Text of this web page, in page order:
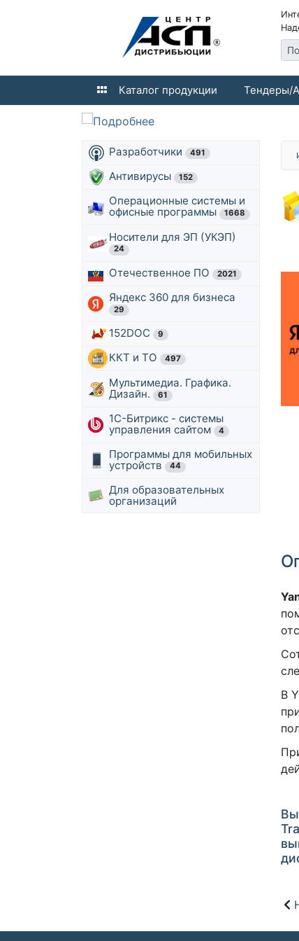
Каталог продукции Тендеры/
Разработчики 491
Антивирусы 152
Операционные системы и
офисные программы
1668
Носители для ЭП (УКЭП)
24
Отечественное ПО 2021
Яндекс 360 для бизнеса
29
152DOC 9
ККТ и ТО 497
Мультимедиа. Графика.
Дизайн.
61
1С-Битрикс - системы
управления сайтом
4
Программы для мобильных
устройств
44
Для образовательных
организаций
В
Вы